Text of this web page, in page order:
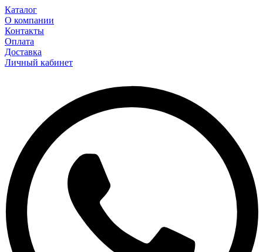
Каталог
О компании
Контакты
Оплата
Доставка
Личный кабинет